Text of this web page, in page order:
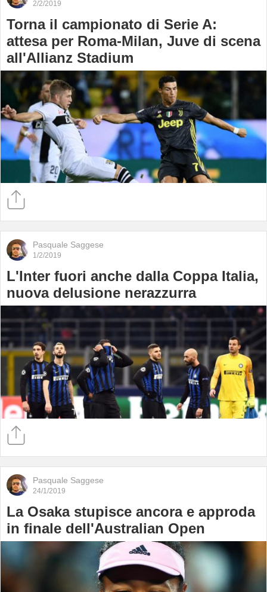
2/2/2019
Torna il campionato di Serie A:
attesa per Roma-Milan, Juve di scena
all'Allianz Stadium
Pasquale Saggese
1/2/2019
L'Inter fuori anche dalla Coppa Italia,
nuova delusione nerazzurra
Pasquale Saggese
24/1/2019
La Osaka stupisce ancora e approda
in finale dell'Australian Open